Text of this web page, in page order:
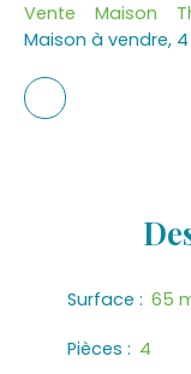
Vente Maison
Maison à vendre,
Surface : 65
Pièces : 4